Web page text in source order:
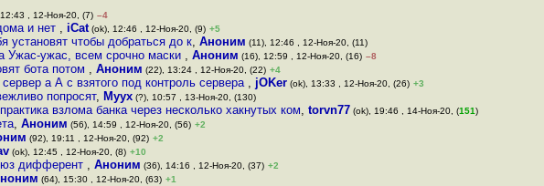
, 12-Ноя-20, (7) –4
и нет , iCat (ok), 12:46 , 12-Ноя-20, (9) +5
установят чтобы добраться до к, Аноним (11), 12:46 , 12-Ноя-20, (11)
Ужас-ужас, всем срочно маски , Аноним (16), 12:59 , 12-Ноя-20, (16) –8
бота потом , Аноним (22), 13:24 , 12-Ноя-20, (22) +4
а А с взятого под контроль сервера , jOKer (ok), 13:33 , 12-Ноя-20, (26) +3
попросят, Myyx (?), 10:57 , 13-Ноя-20, (130)
взлома банка через несколько хакнутых ком, torvn77 (ok), 19:46 , 14-Ноя-20, (151)
, Аноним (56), 14:59 , 12-Ноя-20, (56) +2
(92), 19:11 , 12-Ноя-20, (92) +2
(ok), 12:45 , 12-Ноя-20, (8) +10
юз дифферент , Аноним (36), 14:16 , 12-Ноя-20, (37) +2
(64), 15:30 , 12-Ноя-20, (63) +1